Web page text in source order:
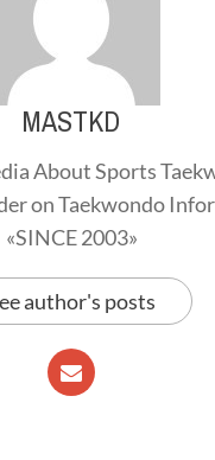
MASTKD
About Sports
on Taekwondo
«SINCE 2003»
author's posts